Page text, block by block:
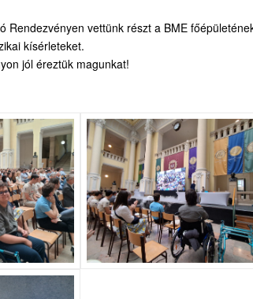
vettünk részt a BME
kísérleteket.
jól éreztük magunkat!